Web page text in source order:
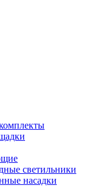
светильники
насадки